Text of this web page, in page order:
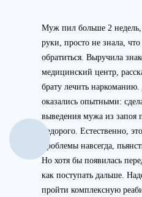
Муж пил больше 2 недель,
руки, просто не знала, что
обратиться. Выручила
медицинский центр,
брату лечить наркоманию.
оказались опытными:
выведения мужа из запоя
недорого. Естественно,
проблемы навсегда,
Но хотя бы появилась
как поступать дальше.
пройти комплексную